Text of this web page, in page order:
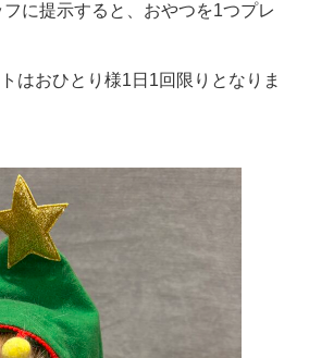
に提示すると、おやつを1つプレ
はおひとり様1日1回限りとなりま